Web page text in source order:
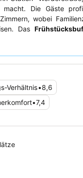
Die Gäste
wobei
Das
vielfältiger
Verhältnis•8,6
•7,4